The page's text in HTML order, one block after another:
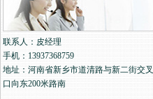
联系人：皮经理
手机：13937368759
地址：河南省新乡市道清路与新二街交叉
口向东200米路南